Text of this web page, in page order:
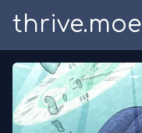
thrive.moe